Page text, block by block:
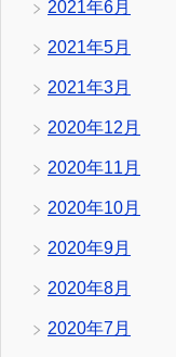
2021年6月
2021年5月
2021年3月
2020年12月
2020年11月
2020年10月
2020年9月
2020年8月
2020年7月